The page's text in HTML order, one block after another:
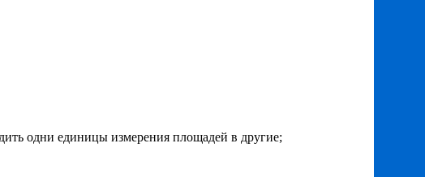
одни единицы измерения площадей в другие;